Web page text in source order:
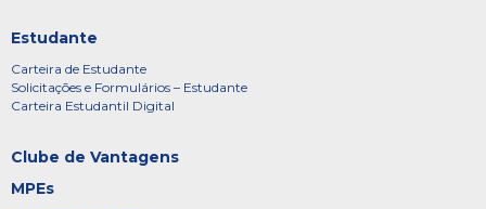
Estudante
Carteira de Estudante
Solicitações e Formulários – Estudante
Carteira Estudantil Digital
Clube de Vantagens
MPEs